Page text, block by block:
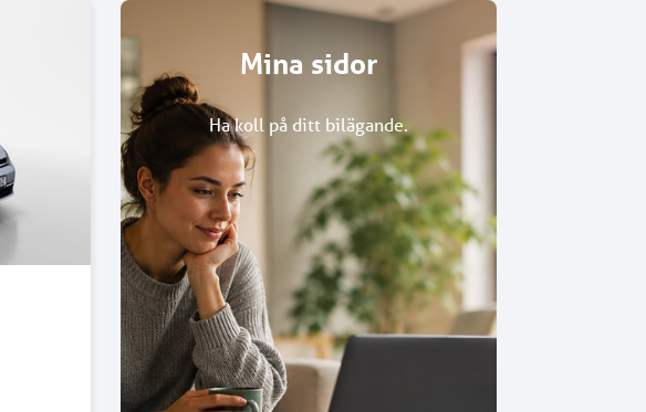
Mina sidor
Ha koll på ditt bilägande.